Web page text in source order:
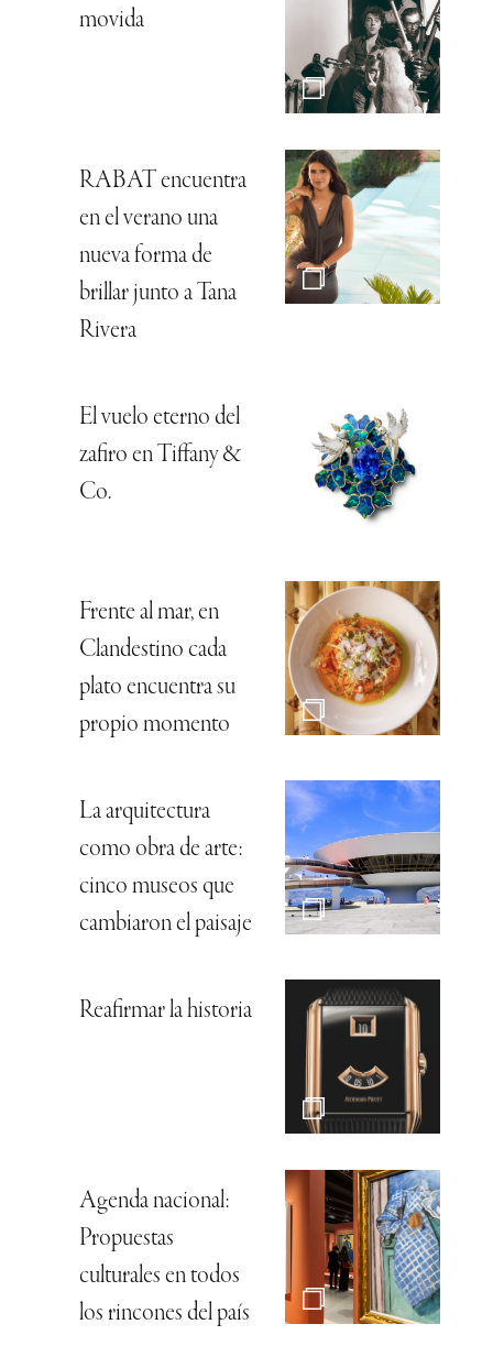
movida
RABAT encuentra
en el verano una
nueva forma de
brillar junto a Tana
Rivera
El vuelo eterno del
zafiro en Tiffany &
Co.
Frente al mar, en
Clandestino cada
plato encuentra su
propio momento
La arquitectura
como obra de arte:
cinco museos que
cambiaron el paisaje
Reafirmar la historia
Agenda nacional:
Propuestas
culturales en todos
los rincones del país